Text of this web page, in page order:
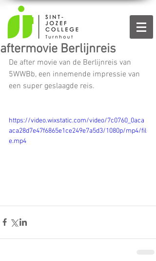
aftermovie Berlijnreis
De after movie van de Berlijnreis van
5WWBb, een innemende impressie van
een super geslaagde reis.
https://video.wixstatic.com/video/7c0760_0aca
aca28d7e47f6865e1ce249e7a5d3/1080p/mp4/fil
e.mp4